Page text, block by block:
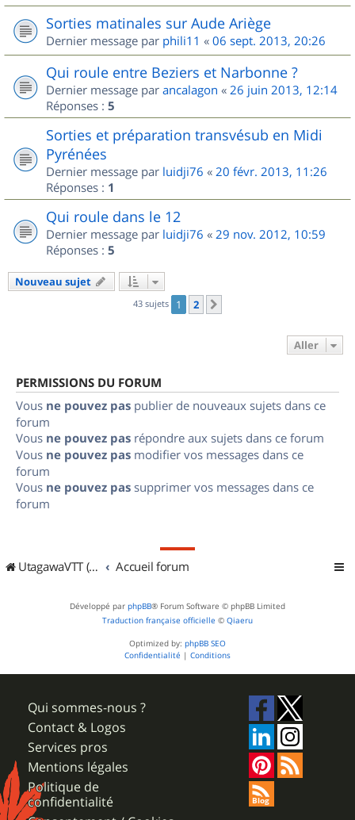
Sorties matinales sur Aude Ariège
Dernier message par phili11 « 06 sept. 2013, 20:26
Qui roule entre Beziers et Narbonne ?
Dernier message par ancalagon « 26 juin 2013, 12:14
Réponses : 5
Sorties et préparation transvésub en Midi
Pyrénées
Dernier message par luidji76 « 20 févr. 2013, 11:26
Réponses : 1
Qui roule dans le 12
Dernier message par luidji76 « 29 nov. 2012, 10:59
Réponses : 5
Nouveau sujet
43 sujets 1 2
Aller
PERMISSIONS DU FORUM
Vous ne pouvez pas publier de nouveaux sujets dans ce
forum
Vous ne pouvez pas répondre aux sujets dans ce forum
Vous ne pouvez pas modifier vos messages dans ce
forum
Vous ne pouvez pas supprimer vos messages dans ce
forum
UtagawaVTT (Randos VTT et VTTAE avec traces GPS) Accueil forum
Développé par phpBB® Forum Software © phpBB Limited
Traduction française officielle © Qiaeru
Optimized by: phpBB SEO
Confidentialité | Conditions
Qui sommes-nous ?
Contact & Logos
Services pros
Mentions légales
Politique de
confidentialité